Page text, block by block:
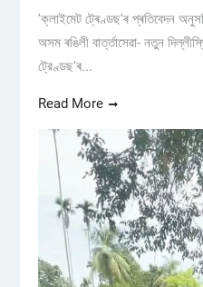
'ক্লাইমেট ট্ৰেণ্ডছ'ৰ প্ৰতিবেদন
অসম ৰঙিলী বাৰ্ত্তাসেৱা- নতুন
ট্রেণ্ডছ'ৰ...
Read More